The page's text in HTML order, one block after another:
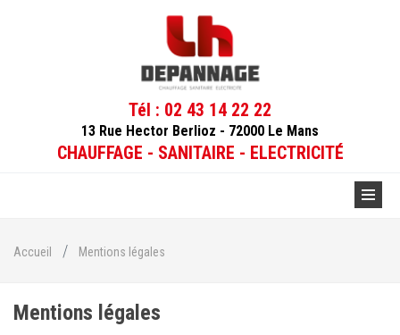
Tél : 02 43 14 22 22
13 Rue Hector Berlioz - 72000 Le Mans
CHAUFFAGE - SANITAIRE - ELECTRICITÉ
Accueil / Mentions légales
Mentions légales